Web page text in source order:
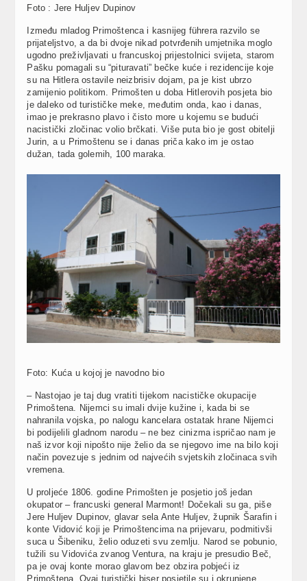
Foto : Jere Huljev Dupinov
Između mladog Primoštenca i kasnijeg führera razvilo se
prijateljstvo, a da bi dvoje nikad potvrđenih umjetnika moglo
ugodno preživljavati u francuskoj prijestolnici svijeta, starom
Pašku pomagali su “pituravati” bečke kuće i rezidencije koje
su na Hitlera ostavile neizbrisiv dojam, pa je kist ubrzo
zamijenio politikom. Primošten u doba Hitlerovih posjeta bio
je daleko od turističke meke, međutim onda, kao i danas,
imao je prekrasno plavo i čisto more u kojemu se budući
nacistički zločinac volio brčkati. Više puta bio je gost obitelji
Jurin, a u Primoštenu se i danas priča kako im je ostao
dužan, tada golemih, 100 maraka.
Foto: Kuća u kojoj je navodno bio
– Nastojao je taj dug vratiti tijekom nacističke okupacije
Primoštena. Nijemci su imali dvije kužine i, kada bi se
nahranila vojska, po nalogu kancelara ostatak hrane Nijemci
bi podijelili gladnom narodu – ne bez cinizma ispričao nam je
naš izvor koji nipošto nije želio da se njegovo ime na bilo koji
način povezuje s jednim od najvećih svjetskih zločinaca svih
vremena.
U proljeće 1806. godine Primošten je posjetio još jedan
okupator – francuski general Marmont! Dočekali su ga, piše
Jere Huljev Dupinov, glavar sela Ante Huljev, župnik Šarafin i
konte Vidović koji je Primoštencima na prijevaru, podmitivši
suca u Šibeniku, želio oduzeti svu zemlju. Narod se pobunio,
tužili su Vidovića zvanog Ventura, na kraju je presudio Beč,
pa je ovaj konte morao glavom bez obzira pobjeći iz
Primoštena. Ovaj turistički biser posjetile su i okrunjene